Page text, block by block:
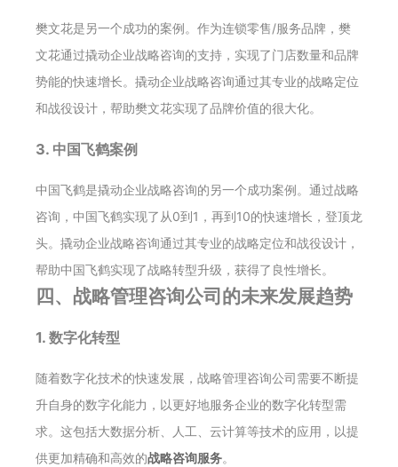
樊文花是另一个成功的案例。作为连锁零售/服务品牌，樊
文花通过撬动企业战略咨询的支持，实现了门店数量和品牌
势能的快速增长。撬动企业战略咨询通过其专业的战略定位
和战役设计，帮助樊文花实现了品牌价值的很大化。
3. 中国飞鹤案例
中国飞鹤是撬动企业战略咨询的另一个成功案例。通过战略
咨询，中国飞鹤实现了从0到1，再到10的快速增长，登顶龙
头。撬动企业战略咨询通过其专业的战略定位和战役设计，
帮助中国飞鹤实现了战略转型升级，获得了良性增长。
四、战略管理咨询公司的未来发展趋势
1. 数字化转型
随着数字化技术的快速发展，战略管理咨询公司需要不断提
升自身的数字化能力，以更好地服务企业的数字化转型需
求。这包括大数据分析、人工、云计算等技术的应用，以提
供更加精确和高效的战略咨询服务。